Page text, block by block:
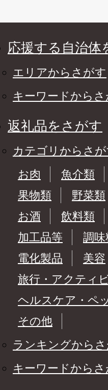
応援する自治体
エリアからさがす
キーワードからさ
返礼品をさがす
カテゴリからさ
お肉
魚介類
果物類
野菜類
お酒
飲料類
加工品等
調味
電化製品
美容
旅行・アクティ
ヘルスケア・ペ
その他
ランキングから
キーワードからさ